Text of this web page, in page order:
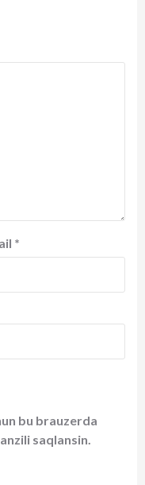
*
bu brauzerda
saqlansin.